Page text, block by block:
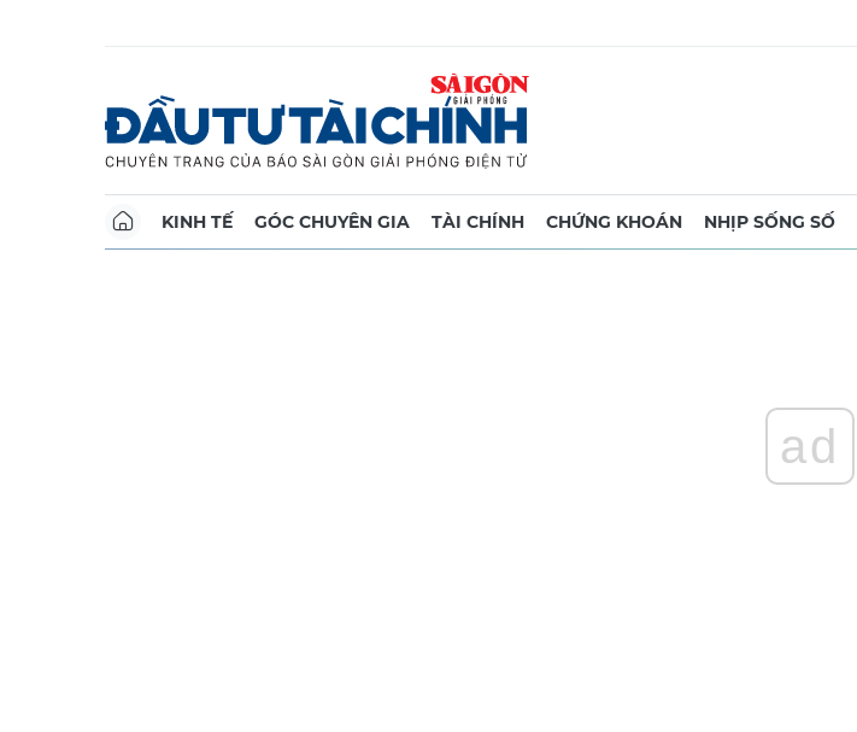
KINH TẾ GÓC CHUYÊN GIA TÀI CHÍNH CHỨNG KHOÁN NHỊP SỐNG SỐ
ad